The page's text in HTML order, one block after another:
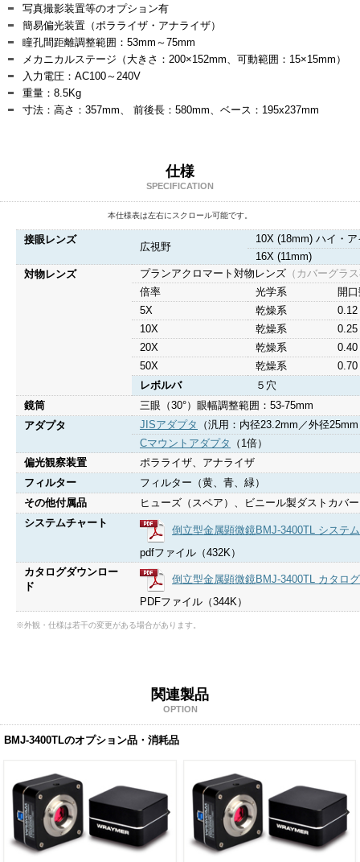
写真撮影装置等のオプション有
簡易偏光装置（ポラライザ・アナライザ）
瞳孔間距離調整範囲：53mm～75mm
メカニカルステージ（大きさ：200×152mm、可動範囲：15×15mm）
入力電圧：AC100～240V
重量：8.5Kg
寸法：高さ：357mm、 前後長：580mm、ベース：195x237mm
仕様
SPECIFICATION
本仕様表は左右にスクロール可能です。
接眼レンズ
広視野
10X (18mm) ハイ・
16X (11mm)
対物レンズ
プランアクロマート対物レンズ （カバーグラ
倍率
光学系
開
5X
乾燥系
0.12
10X
乾燥系
0.25
20X
乾燥系
0.40
50X
乾燥系
0.70
レボルバ
５穴
鏡筒
三眼（30°）眼幅調整範囲：53-75mm
アダプタ
JISアダプタ
（汎用：内径23.2mm／外径
Cマウントアダプタ
（1倍）
偏光観察装置
ポラライザ、アナライザ
フィルター
フィルター（黄、青、緑）
その他付属品
ヒューズ（スペア）、ビニール製ダストカバー
システムチャート
倒立型金属顕微鏡BMJ-3400TL システ
pdfファイル（432K）
カタログダウンロー
ド
倒立型金属顕微鏡BMJ-3400TL カタログ
PDFファイル（344K）
※外観・仕様は若干の変更がある場合があります。
関連製品
OPTION
BMJ-3400TLのオプション品・消耗品